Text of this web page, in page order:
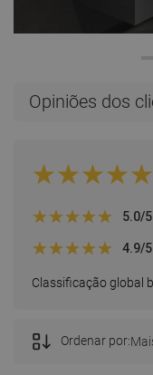
Opiniões dos
Classificação global
5.0/5
4.9/5
Ordenar por: